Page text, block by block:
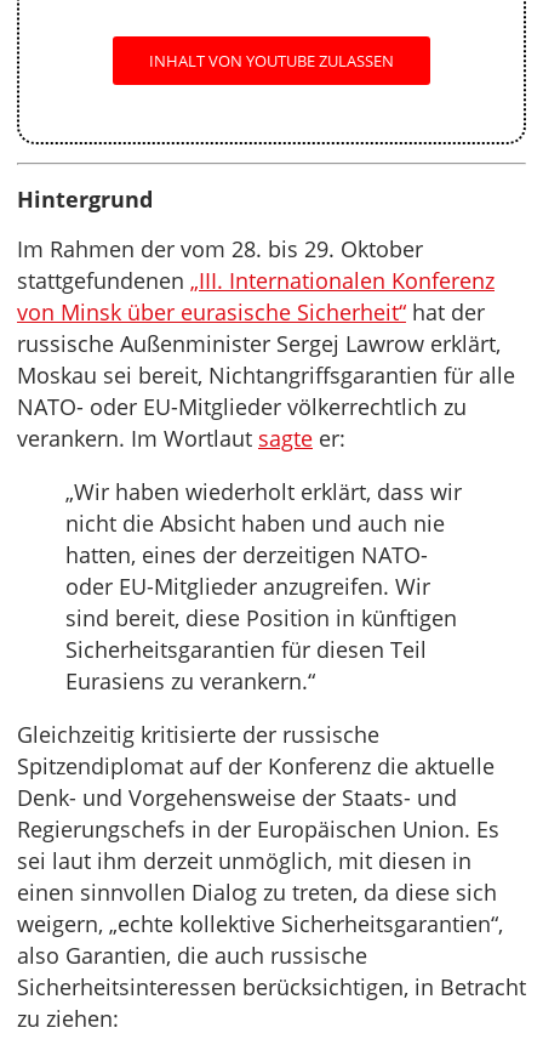
INHALT VON YOUTUBE ZULASSEN
Hintergrund
Im Rahmen der vom 28. bis 29. Oktober
stattgefundenen „III. Internationalen Konferenz
von Minsk über eurasische Sicherheit“ hat der
russische Außenminister Sergej Lawrow erklärt,
Moskau sei bereit, Nichtangriffsgarantien für alle
NATO- oder EU-Mitglieder völkerrechtlich zu
verankern. Im Wortlaut sagte er:
„Wir haben wiederholt erklärt, dass wir
nicht die Absicht haben und auch nie
hatten, eines der derzeitigen NATO-
oder EU-Mitglieder anzugreifen. Wir
sind bereit, diese Position in künftigen
Sicherheitsgarantien für diesen Teil
Eurasiens zu verankern.“
Gleichzeitig kritisierte der russische
Spitzendiplomat auf der Konferenz die aktuelle
Denk- und Vorgehensweise der Staats- und
Regierungschefs in der Europäischen Union. Es
sei laut ihm derzeit unmöglich, mit diesen in
einen sinnvollen Dialog zu treten, da diese sich
weigern, „echte kollektive Sicherheitsgarantien“,
also Garantien, die auch russische
Sicherheitsinteressen berücksichtigen, in Betracht
zu ziehen: